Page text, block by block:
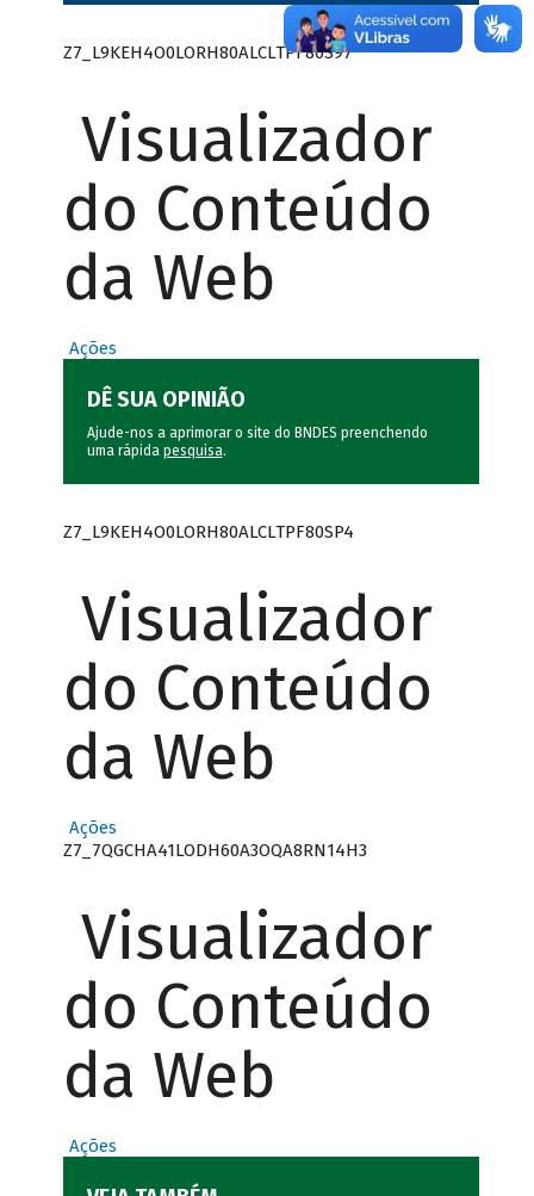
Z7_L9KEH4O0LORH80ALCLTPF80S97
Visualizador
do Conteúdo
da Web
Ações
DÊ SUA OPINIÃO
Ajude-nos a aprimorar o site do BNDES preenchendo
uma rápida pesquisa.
Z7_L9KEH4O0LORH80ALCLTPF80SP4
Visualizador
do Conteúdo
da Web
Ações
Z7_7QGCHA41LODH60A3OQA8RN14H3
Visualizador
do Conteúdo
da Web
Ações